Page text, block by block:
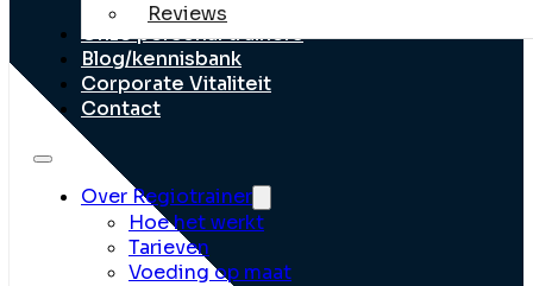
Reviews
Onze personal trainers
Blog/kennisbank
Corporate Vitaliteit
Contact
Over Regiotrainer
Hoe het werkt
Tarieven
Voeding op maat